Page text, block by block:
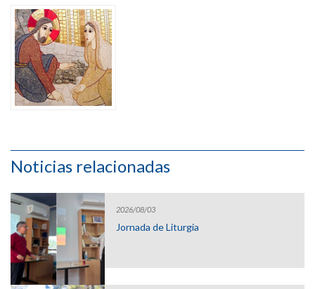
Noticias relacionadas
2026/08/03
Jornada de Liturgia